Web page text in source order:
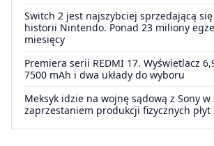
Switch 2 jest najszybciej sprzedającą
historii Nintendo. Ponad 23 miliony
miesięcy
Premiera serii REDMI 17. Wyświetlacz
7500 mAh i dwa układy do wyboru
Meksyk idzie na wojnę sądową z Sony w
zaprzestaniem produkcji fizycznych płyt